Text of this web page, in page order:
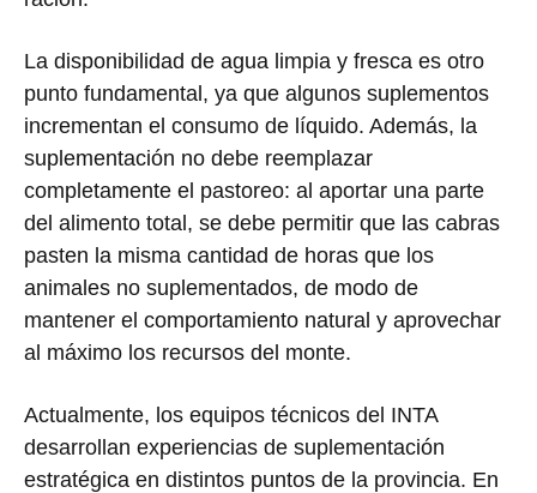
La disponibilidad de agua limpia y fresca es otro
punto fundamental, ya que algunos suplementos
incrementan el consumo de líquido. Además, la
suplementación no debe reemplazar
completamente el pastoreo: al aportar una parte
del alimento total, se debe permitir que las cabras
pasten la misma cantidad de horas que los
animales no suplementados, de modo de
mantener el comportamiento natural y aprovechar
al máximo los recursos del monte.
Actualmente, los equipos técnicos del INTA
desarrollan experiencias de suplementación
estratégica en distintos puntos de la provincia. En